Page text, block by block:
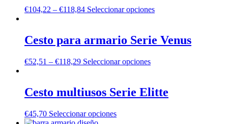
€104,22 – €118,84 Seleccionar opciones
Cesto para armario Serie Venus
€52,51 – €118,29 Seleccionar opciones
Cesto multiusos Serie Elitte
€45,70 Seleccionar opciones